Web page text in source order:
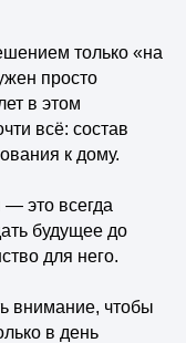
только «на
просто
в этом
всё: состав
к дому.
это всегда
будущее до
для него.
внимание, чтобы
в день